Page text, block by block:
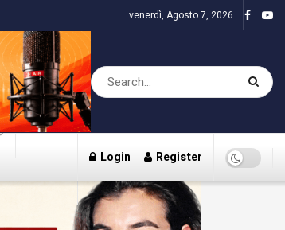
venerdì, Agosto 7, 2026
Login Register